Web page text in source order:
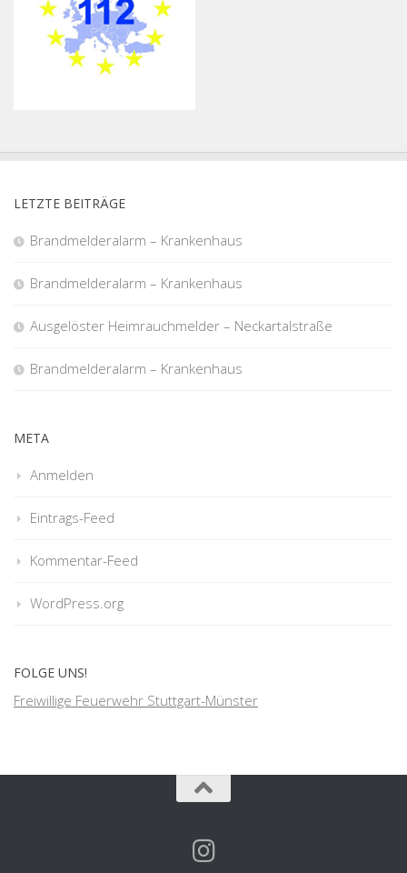
LETZTE BEITRÄGE
Brandmelderalarm – Krankenhaus
Brandmelderalarm – Krankenhaus
Ausgelöster Heimrauchmelder – Neckartalstraße
Brandmelderalarm – Krankenhaus
META
Anmelden
Eintrags-Feed
Kommentar-Feed
WordPress.org
FOLGE UNS!
Freiwillige Feuerwehr Stuttgart-Münster